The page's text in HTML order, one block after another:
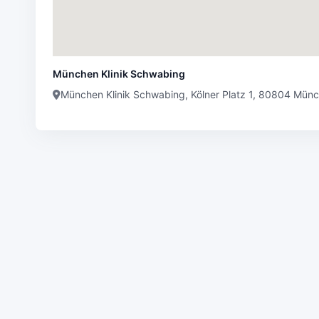
München Klinik Schwabing
München Klinik Schwabing, Kölner Platz 1, 80804